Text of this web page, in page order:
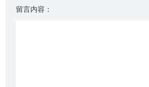
留言内容：